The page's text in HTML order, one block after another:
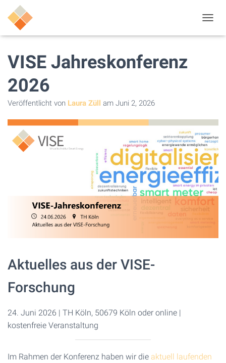
A
U
S
C
H
A
T
E
VISE Jahreskonferenz
2026
Veröffentlicht von Laura Züll am Juni 2, 2026
Aktuelles aus der VISE-
Forschung
24. Juni 2026 | TH Köln, 50679 Köln oder online |
kostenfreie Veranstaltung
Im Rahmen der Konferenz haben wir die aktuell laufenden